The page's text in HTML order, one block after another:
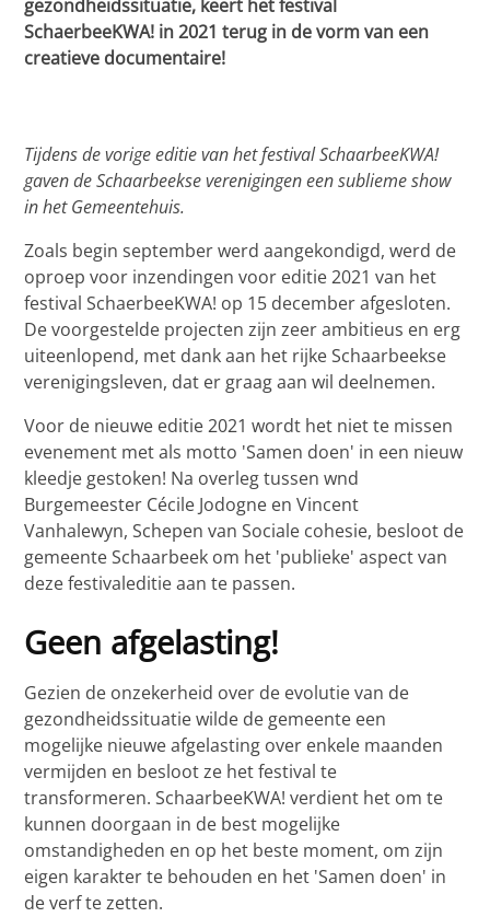
gezondheidssituatie, keert het festival
SchaerbeeKWA! in 2021 terug in de vorm van een
creatieve documentaire!
Tijdens de vorige editie van het festival SchaarbeeKWA!
gaven de Schaarbeekse verenigingen een sublieme show
in het Gemeentehuis.
Zoals begin september werd aangekondigd, werd de
oproep voor inzendingen voor editie 2021 van het
festival SchaerbeeKWA! op 15 december afgesloten.
De voorgestelde projecten zijn zeer ambitieus en erg
uiteenlopend, met dank aan het rijke Schaarbeekse
verenigingsleven, dat er graag aan wil deelnemen.
Voor de nieuwe editie 2021 wordt het niet te missen
evenement met als motto 'Samen doen' in een nieuw
kleedje gestoken! Na overleg tussen wnd
Burgemeester Cécile Jodogne en Vincent
Vanhalewyn, Schepen van Sociale cohesie, besloot de
gemeente Schaarbeek om het 'publieke' aspect van
deze festivaleditie aan te passen.
Geen afgelasting!
Gezien de onzekerheid over de evolutie van de
gezondheidssituatie wilde de gemeente een
mogelijke nieuwe afgelasting over enkele maanden
vermijden en besloot ze het festival te
transformeren. SchaarbeeKWA! verdient het om te
kunnen doorgaan in de best mogelijke
omstandigheden en op het beste moment, om zijn
eigen karakter te behouden en het 'Samen doen' in
de verf te zetten.